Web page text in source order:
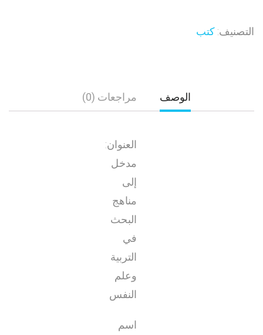
التصنيف: كتب
الوصف مراجعات (0)
العنوان:
مدخل
إلى
مناهج
البحث
في
التربية
وعلم
النفس
اسم